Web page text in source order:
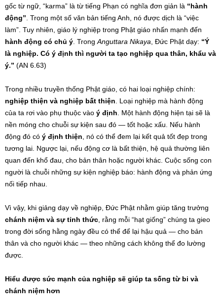
gốc từ ngữ, “karma” là từ tiếng Phạn có nghĩa đơn giản là “hành
động” . Trong một số văn bản tiếng Anh, nó được dịch là “việc
làm”. Tuy nhiên, giáo lý nghiệp trong Phật giáo nhấn mạnh đến
hành động có chủ ý . Trong Anguttara Nikaya , Đức Phật dạy: “Ý
là nghiệp. Có ý định thì người ta tạo nghiệp qua thân, khẩu và
ý.” (AN 6.63)
Trong nhiều truyền thống Phật giáo, có hai loại nghiệp chính:
nghiệp thiện và nghiệp bất thiện . Loại nghiệp mà hành động
của ta rơi vào phụ thuộc vào ý định . Một hành động hiện tại sẽ là
nền móng cho chuỗi sự kiện sau đó — tốt hoặc xấu. Nếu hành
động đó có ý định thiện , nó có thể đem lại kết quả tốt đẹp trong
tương lai. Ngược lại, nếu động cơ là bất thiện, hệ quả thường liên
quan đến khổ đau, cho bản thân hoặc người khác. Cuộc sống con
người là chuỗi những sự kiện nghiệp báo: hành động và phản ứng
nối tiếp nhau.
Vì vậy, khi giảng dạy về nghiệp, Đức Phật nhằm giúp tăng trưởng
chánh niệm và sự tỉnh thức , rằng mỗi “hạt giống” chúng ta gieo
trong đời sống hằng ngày đều có thể để lại hậu quả — cho bản
thân và cho người khác — theo những cách không thể đo lường
được.
Hiểu được sức mạnh của nghiệp sẽ giúp ta sống từ bi và
chánh niệm hơn